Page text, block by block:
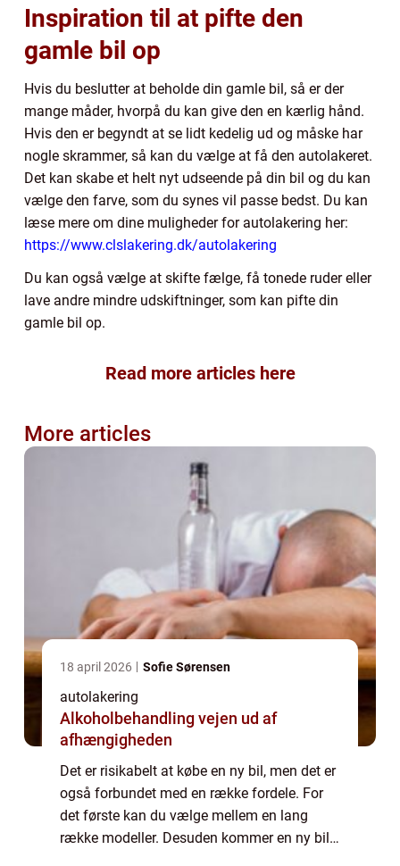
Inspiration til at pifte den
gamle bil op
Hvis du beslutter at beholde din gamle bil, så er der
mange måder, hvorpå du kan give den en kærlig hånd.
Hvis den er begyndt at se lidt kedelig ud og måske har
nogle skrammer, så kan du vælge at få den autolakeret.
Det kan skabe et helt nyt udseende på din bil og du kan
vælge den farve, som du synes vil passe bedst. Du kan
læse mere om dine muligheder for autolakering her:
https://www.clslakering.dk/autolakering
Du kan også vælge at skifte fælge, få tonede ruder eller
lave andre mindre udskiftninger, som kan pifte din
gamle bil op.
Read more articles here
More articles
18 april 2026 Sofie Sørensen
autolakering
Alkoholbehandling vejen ud af
afhængigheden
Det er risikabelt at købe en ny bil, men det er
også forbundet med en række fordele. For
det første kan du vælge mellem en lang
række modeller. Desuden kommer en ny bil